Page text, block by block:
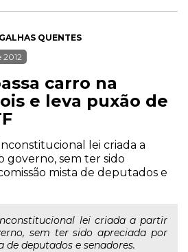
QUENTES
2012
carro na
e leva puxão de
lei criada a
governo, sem ter sido
mista de deputados e
lei criada a partir
sem ter sido apreciada por
deputados e senadores.